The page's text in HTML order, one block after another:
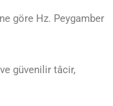
göre Hz. Peygamber
güvenilir tâcir,